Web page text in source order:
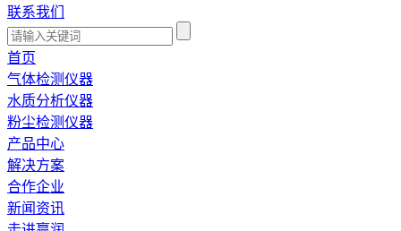
联系我们
首页
气体检测仪器
水质分析仪器
粉尘检测仪器
产品中心
解决方案
合作企业
新闻资讯